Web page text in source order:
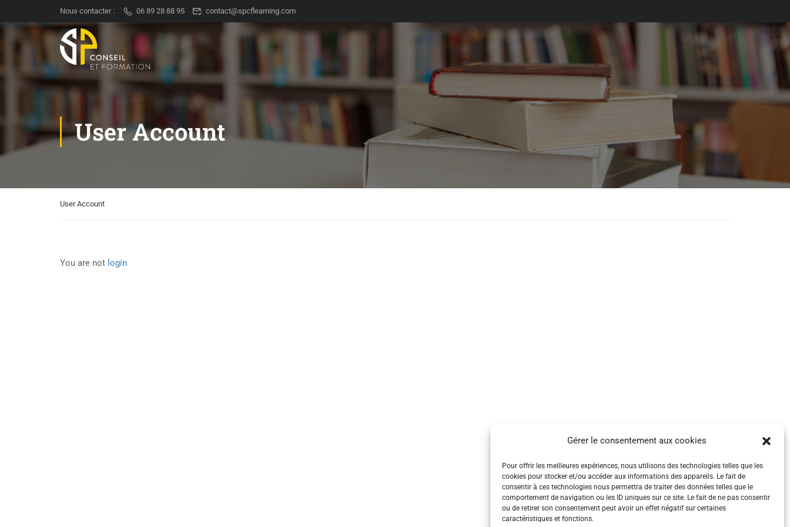
Gérer le consentement aux cookies
Pour offrir les meilleures expériences, nous utilisons des technologies telles que les
cookies pour stocker et/ou accéder aux informations des appareils. Le fait de
consentir à ces technologies nous permettra de traiter des données telles que le
comportement de navigation ou les ID uniques sur ce site. Le fait de ne pas consentir
ou de retirer son consentement peut avoir un effet négatif sur certaines
caractéristiques et fonctions.
Nous contacter : 06 89 28 88 95 contact@spcflearning.com
User Account
User Account
You are not login